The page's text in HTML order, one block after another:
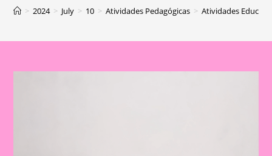
> 2024 > July > 10 > Atividades Pedagógicas > Atividades